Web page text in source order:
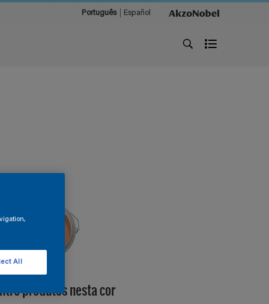
Português Español
produtos nesta cor
All